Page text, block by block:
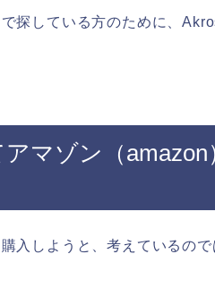
探している方のために、
マゾン（amazon
入しようと、考えているので